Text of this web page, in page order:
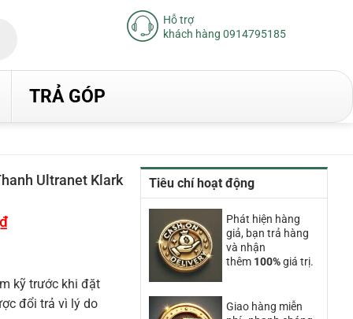
Hỗ trợ
khách hàng 0914795185
TRẢ GÓP
Tiêu chí hoạt động
Phát hiện hàng
giả, bạn trả hàng
và nhận
thêm 100%giá trị.
Giao hàng miễn
Ultranet Klark
₫Giá
kỹ trước khi đặt
đổi trả vì lý do